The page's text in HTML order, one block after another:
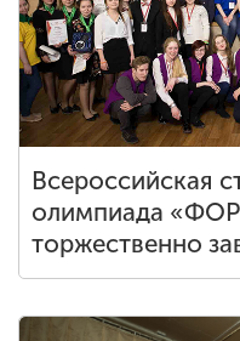
Другие виды
деятельности
Студенческая
организации
Всероссийская
олимпиада
торжественно